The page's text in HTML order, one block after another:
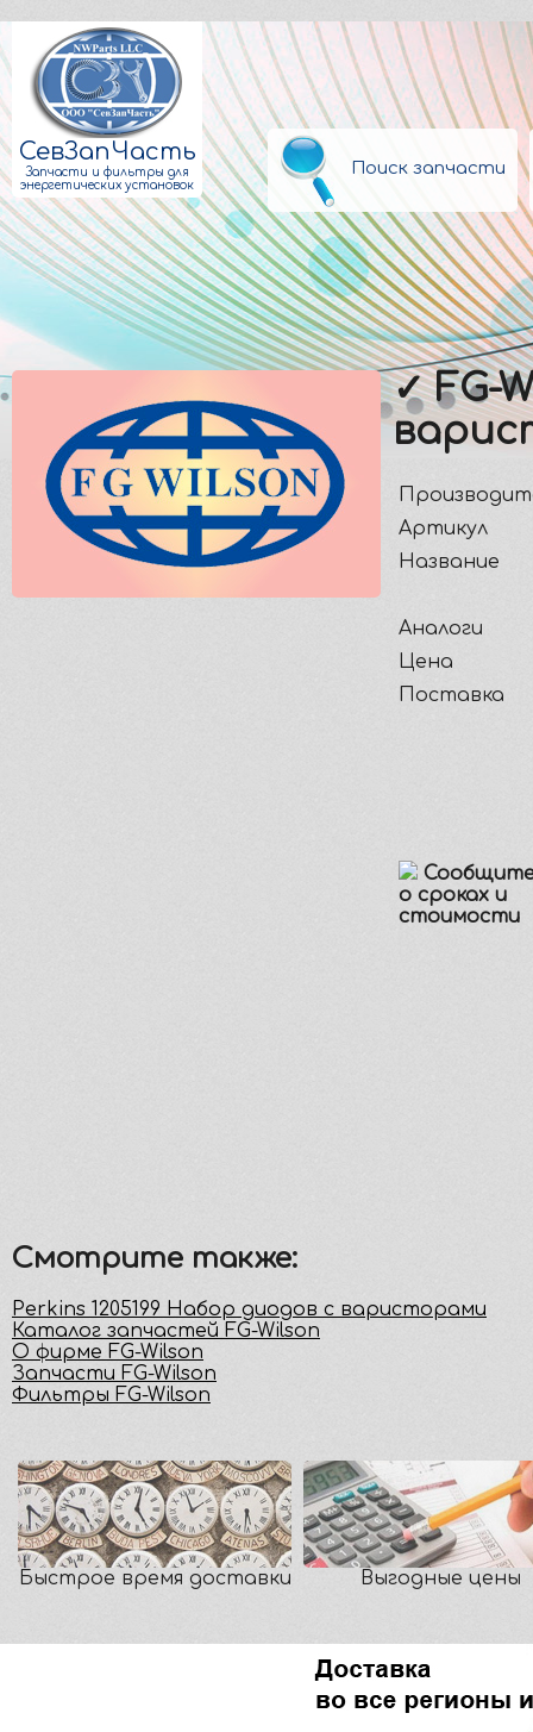
СевЗапЧасть
Запчасти и фильтры для
энергетических установок
Поиск запчасти
✓ FG-
Артикул
Название
Аналоги
Цена
Поставка
о сроках и
стоимости
Смотрите также:
Perkins 1205199 Набор диодов с варисторами
Каталог запчастей FG-Wilson
О фирме FG-Wilson
Запчасти FG-Wilson
Фильтры FG-Wilson
Быстрое время доставки Выгодные цены